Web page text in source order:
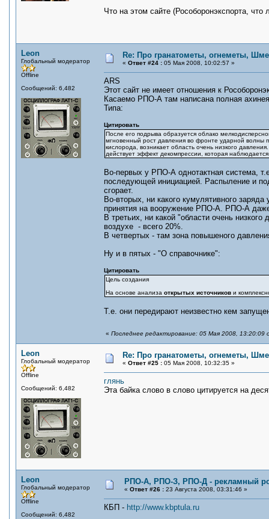
Что на этом сайте (Рособоронэкспорта,
Leon
Глобальный модератор
Offline
Сообщений: 6,482
Re: Про гранатометы, огнеметы,
« Ответ #24 : 05 Мая 2008, 10:02:57 »
ARS
Этот сайт не имеет отношения к
Касаемо РПО-А там написана полная
Типа:
Цитировать
После его подрыва образуется облако
мгновенный рост давления во фронте ударной волны
кислорода, возникает область очень низкого
действует эффект декомпрессии, которая
Во-первых у РПО-А однотактная система,
последующей инициацией. Распыление и
сгорает.
Во-вторых, ни какого кумулятивного
принятия на вооружение РПО-А. РПО-А
В третьих, ни какой "области очень
воздухе - всего 20%.
В четвертых - там зона повышеного
Ну и в пятых - "О справочнике":
Цитировать
Цель создания
На основе анализа открытых источников и
Т.е. они передирают неизвестно кем
« Последнее редактирование: 05 Мая 2008, 13:20:09
Leon
Глобальный модератор
Offline
Сообщений: 6,482
Re: Про гранатометы, огнеметы,
« Ответ #25 : 05 Мая 2008, 10:32:35 »
глянь
Эта байка слово в слово цитируется на
Leon
Глобальный модератор
Offline
Сообщений: 6,482
РПО-А, РПО-З, РПО-Д - рекламный
« Ответ #26 : 23 Августа 2008, 03:31:46 »
КБП - http://www.kbptula.ru